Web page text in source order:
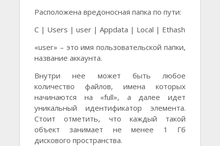
Расположена вредоносная папка по пути:
C | Users | user | Appdata | Local | Ethash
«user» – это имя пользовательской папки,
название аккаунта.
Внутри нее может быть любое
количество файлов, имена которых
начинаются на «full», а далее идет
уникальный идентификатор элемента.
Стоит отметить, что каждый такой
объект занимает не менее 1 Гб
дискового пространства.